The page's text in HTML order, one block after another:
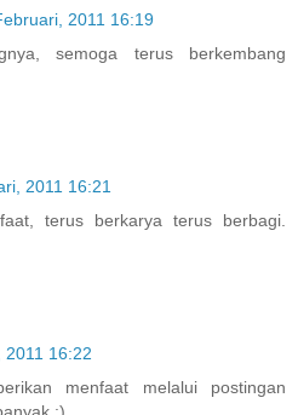
2011 16:19
semoga terus berkembang
2011 16:21
terus berkarya terus berbagi.
2011 16:22
menfaat melalui postingan